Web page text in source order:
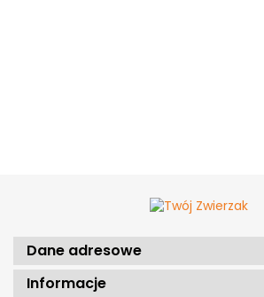
Dane adresowe
Informacje